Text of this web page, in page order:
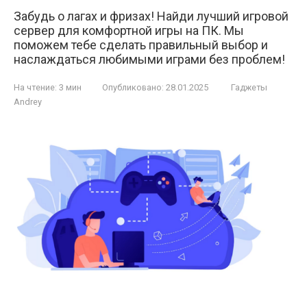
Забудь о лагах и фризах! Найди лучший игровой
сервер для комфортной игры на ПК. Мы
поможем тебе сделать правильный выбор и
наслаждаться любимыми играми без проблем!
На чтение: 3 мин Опубликовано: 28.01.2025
Гаджеты
Andrey